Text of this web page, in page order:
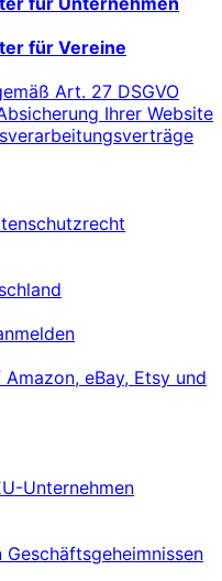
für Vereine
Art. 27 DSGVO
Ihrer Website
eBay, Etsy und
Unternehmen